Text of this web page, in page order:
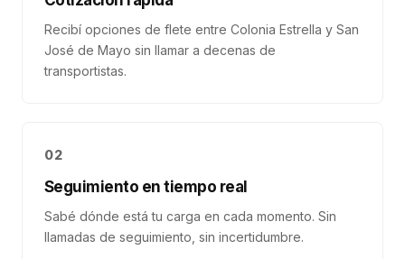
Recibí opciones de flete entre Colonia Estrella y San
José de Mayo sin llamar a decenas de
transportistas.
02
Seguimiento en tiempo real
Sabé dónde está tu carga en cada momento. Sin
llamadas de seguimiento, sin incertidumbre.